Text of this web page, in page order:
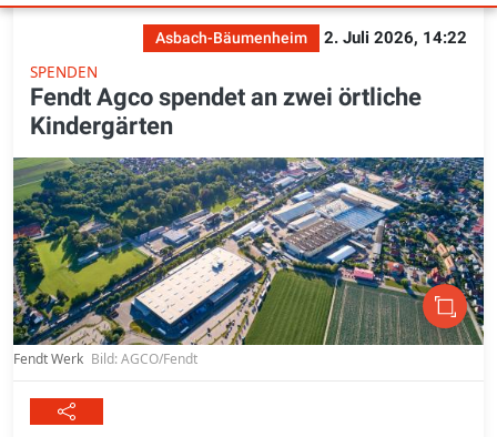
Asbach-Bäumenheim
2. Juli 2026, 14:22
SPENDEN
Fendt Agco spendet an zwei örtliche
Kindergärten
Fendt Werk Bild: AGCO/Fendt